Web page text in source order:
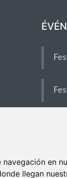
en
llegan